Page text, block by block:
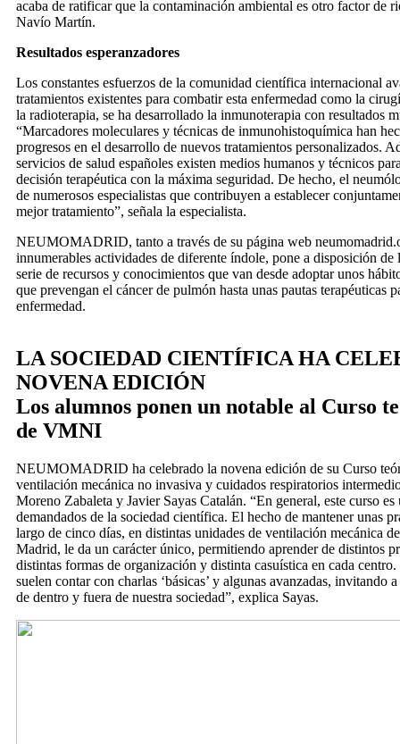
acaba de ratificar que la contaminación ambiental es otro factor de
Navío Martín.
Resultados esperanzadores
Los constantes esfuerzos de la comunidad científica internacional
tratamientos existentes para combatir esta enfermedad como la
la radioterapia, se ha desarrollado la inmunoterapia con resultados
“Marcadores moleculares y técnicas de inmunohistoquímica han
progresos en el desarrollo de nuevos tratamientos personalizados.
servicios de salud españoles existen medios humanos y técnicos
decisión terapéutica con la máxima seguridad. De hecho, el
de numerosos especialistas que contribuyen a establecer
mejor tratamiento”, señala la especialista.
NEUMOMADRID, tanto a través de su página web
innumerables actividades de diferente índole, pone a disposición
serie de recursos y conocimientos que van desde adoptar unos
que prevengan el cáncer de pulmón hasta unas pautas terapéuticas
enfermedad.
LA SOCIEDAD CIENTÍFICA HA
NOVENA EDICIÓN
Los alumnos ponen un notable al Curso
de VMNI
NEUMOMADRID ha celebrado la novena edición de su Curso
ventilación mecánica no invasiva y cuidados respiratorios
Moreno Zabaleta y Javier Sayas Catalán. “En general, este curso es
demandados de la sociedad científica. El hecho de mantener unas
largo de cinco días, en distintas unidades de ventilación mecánica
Madrid, le da un carácter único, permitiendo aprender de distintos
distintas formas de organización y distinta casuística en cada centro.
suelen contar con charlas ‘básicas’ y algunas avanzadas, invitando
de dentro y fuera de nuestra sociedad”, explica Sayas.